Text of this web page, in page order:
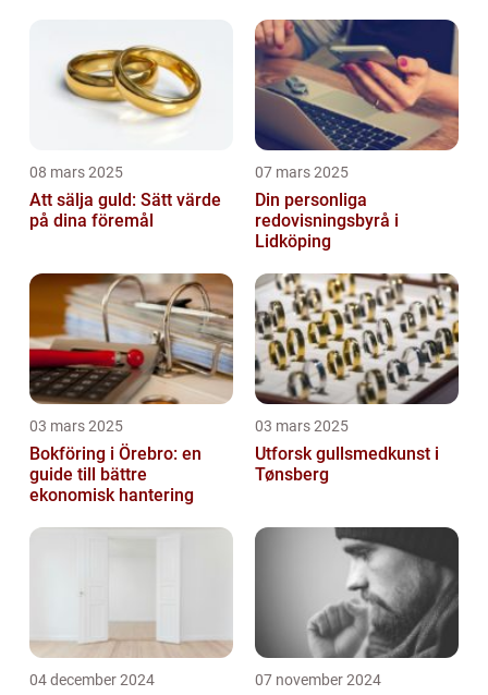
08 mars 2025
Att sälja guld: Sätt värde
på dina föremål
07 mars 2025
Din personliga
redovisningsbyrå i
Lidköping
03 mars 2025
Bokföring i Örebro: en
guide till bättre
ekonomisk hantering
03 mars 2025
Utforsk gullsmedkunst i
Tønsberg
04 december 2024 07 november 2024